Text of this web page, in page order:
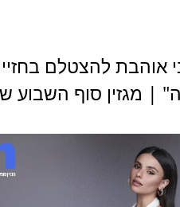
אוהבת להצטלם
| מגזין סוף השבוע